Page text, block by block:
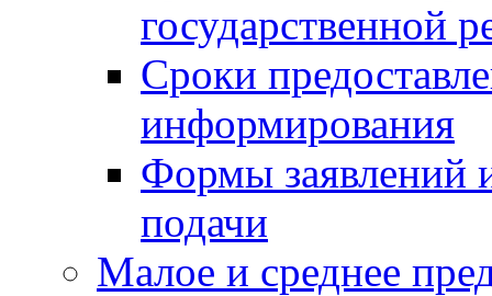
государственной
Сроки
информирования
Формы заявлений
подачи
Малое и среднее